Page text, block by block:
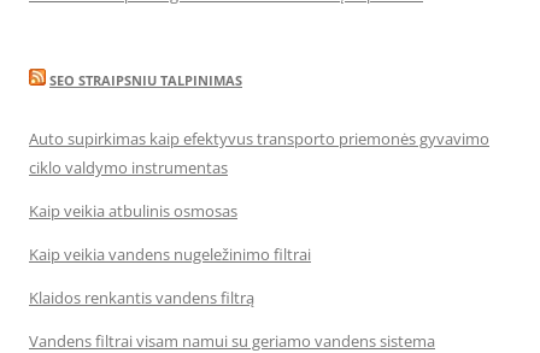
SEO STRAIPSNIU TALPINIMAS
Auto supirkimas kaip efektyvus transporto priemonės gyvavimo
ciklo valdymo instrumentas
Kaip veikia atbulinis osmosas
Kaip veikia vandens nugeležinimo filtrai
Klaidos renkantis vandens filtrą
Vandens filtrai visam namui su geriamo vandens sistema